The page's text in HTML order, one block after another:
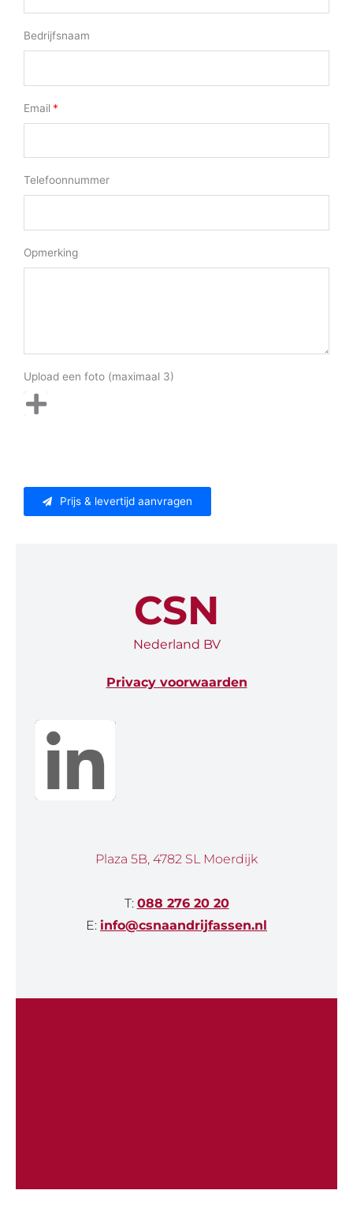
Bedrijfsnaam
Email
Telefoonnummer
Opmerking
Upload een foto (maximaal 3)
Prijs & levertijd aanvragen
CSN
Nederland BV
Privacy voorwaarden
Plaza 5B, 4782 SL Moerdijk
T: 088 276 20 20
E: info@csnaandrijfassen.nl